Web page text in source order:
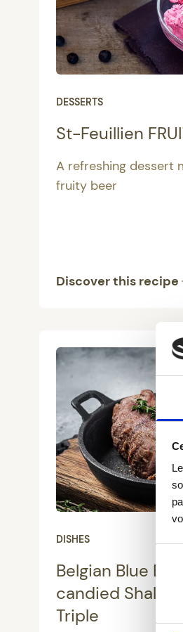
du
DESSERTS
St-Feuillien
A refreshing dessert
fruity beer
Discover this recipe
DISHES
Belgian Blue
candied
Triple